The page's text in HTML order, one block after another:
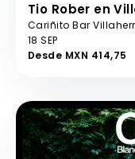
Tio Rober en
Cariñito Bar
18 SEP
Desde MXN 414,75